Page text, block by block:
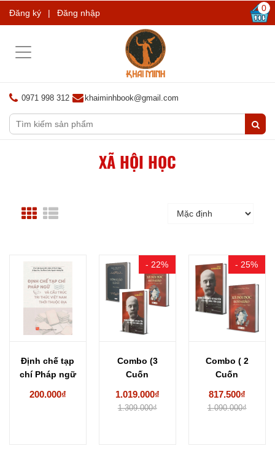
Đăng ký | Đăng nhập 0
Toggle
0971 998 312 khaiminhbook@gmail.com
XÃ HỘI HỌC
Định chế tạp
chí Pháp ngữ
200.000₫
- 22%
Combo (3
Cuốn
1.019.000₫
1.309.000₫
- 25%
Combo ( 2
Cuốn
817.500₫
1.090.000₫